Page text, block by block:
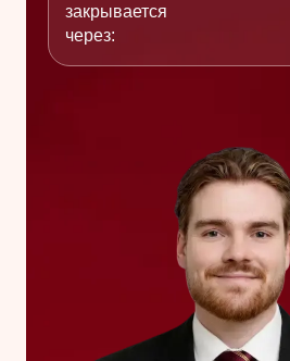
закрывается
через: